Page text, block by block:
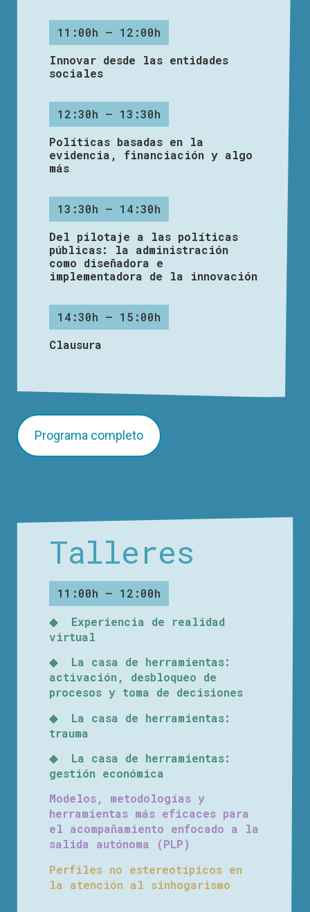
11:00h – 12:00h
Innovar desde las entidades
sociales
12:30h – 13:30h
Políticas basadas en la
evidencia, financiación y algo
más
13:30h – 14:30h
Del pilotaje a las políticas
públicas: la administración
como diseñadora e
implementadora de la innovación
14:30h – 15:00h
Clausura
Programa completo
Talleres
11:00h – 12:00h
◆ Experiencia de realidad
virtual
◆ La casa de herramientas:
activación, desbloqueo de
procesos y toma de decisiones
◆ La casa de herramientas:
trauma
◆ La casa de herramientas:
gestión económica
Modelos, metodologías y
herramientas más eficaces para
el acompañamiento enfocado a la
salida autónoma (PLP)
Perfiles no estereotípicos en
la atención al sinhogarismo